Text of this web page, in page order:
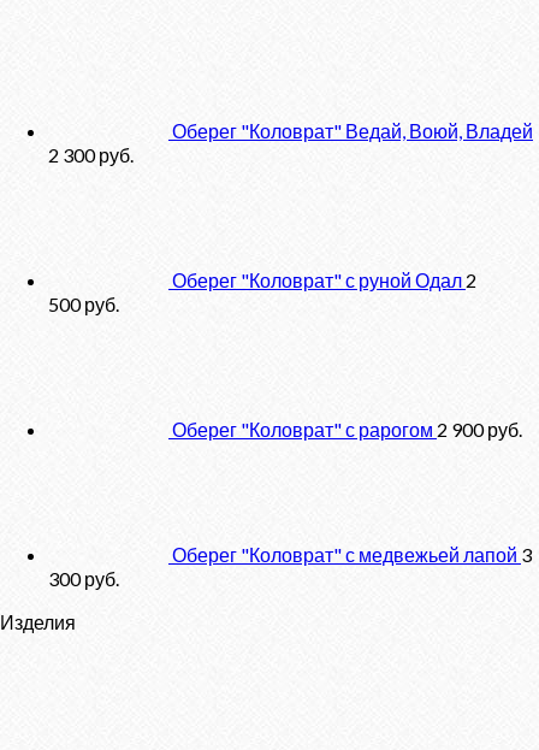
Оберег "Коловрат" Ведай, Воюй, Владей
2 300руб.
Оберег "Коловрат" с руной Одал 2
500руб.
Оберег "Коловрат" с рарогом 2 900руб.
Оберег "Коловрат" с медвежьей лапой 3
300руб.
Изделия